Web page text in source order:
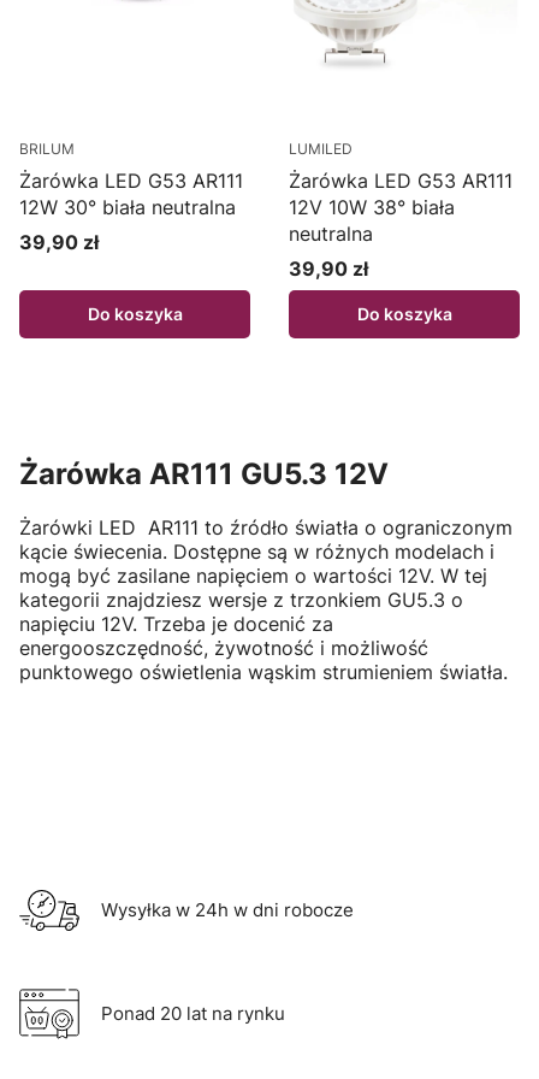
BRILUM
Żarówka LED G53 AR111
12W 30° biała neutralna
Cena
39,90 zł
Do koszyka
LUMILED
Żarówka LED G53 AR111
12V 10W 38° biała
neutralna
Cena
39,90 zł
Do koszyka
Żarówka AR111 GU5.3 12V
Żarówki LED AR111 to źródło światła o ograniczonym
kącie świecenia. Dostępne są w różnych modelach i
mogą być zasilane napięciem o wartości 12V. W tej
kategorii znajdziesz wersje z trzonkiem GU5.3 o
napięciu 12V. Trzeba je docenić za
energooszczędność, żywotność i możliwość
punktowego oświetlenia wąskim strumieniem światła.
Wysyłka w 24h w dni robocze
Ponad 20 lat na rynku